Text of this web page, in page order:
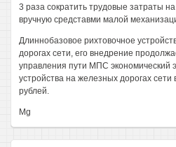
3 раза сократить трудовые затраты
вручную средставми малой
Длиннобазовое рихтовочное
дорогах сети, его внедрение
управления пути МПС экономический
устройства на железных дорогах сети
рублей.
Mg